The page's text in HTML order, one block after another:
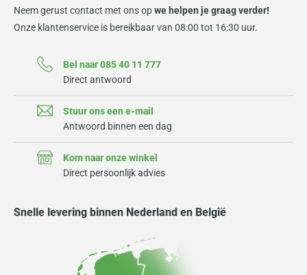
Neem gerust contact met ons opwe helpen je graag verder!
Onze klantenservice is bereikbaar van 08:00 tot 16:30 uur.
Bel naar 085 40 11 777
Direct antwoord
Stuur ons een e-mail
Antwoord binnen een dag
Kom naar onze winkel
Direct persoonlijk advies
Snelle levering binnen Nederland en België